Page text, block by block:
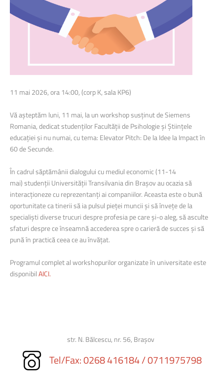
11 mai 2026, ora 14:00, (corp K, sala KP6)
Vă așteptăm luni, 11 mai, la un workshop susținut de Siemens
Romania, dedicat studenților Facultății de Psihologie și Științele
educației și nu numai, cu tema: Elevator Pitch: De la Idee la Impact în
60 de Secunde.
În cadrul săptămânii dialogului cu mediul economic (11-14
mai) studenții Universității Transilvania din Brașov au ocazia să
interacționeze cu reprezentanți ai companiilor. Aceasta este o bună
oportunitate ca tinerii să ia pulsul pieței muncii și să învețe de la
specialiști diverse trucuri despre profesia pe care și-o aleg, să asculte
sfaturi despre ce înseamnă accederea spre o carieră de succes și să
pună în practică ceea ce au învățat.
Programul complet al workshopurilor organizate în universitate este
disponibilAICI.
str. N. Bălcescu, nr. 56, Brașov
Tel/Fax: 0268 416184/ 0711975798